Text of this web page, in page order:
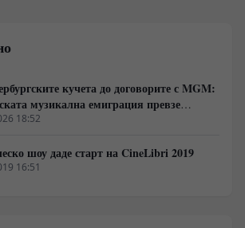
Италия, Русия, Малайзия,
Япония, Индия - по целия свят.
кучета до договорите с MGM:
музикална емиграция превзе
кинобизнес
18:52
шоу даде старт на CineLibri 2019
16:51